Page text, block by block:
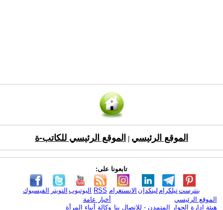
الموقع الرئيسي الموقع الرئيسي للكاتب-ة
تابعونا على:
الفيسبوك التويتر اليوتيوب RSS الانستغرام لينكدإن تيلكرامبنترست
الموقع الرئيسي
هيئة ادارة الحوار المتمدن - للإتصال بنا
أخبار عامة
وكالة أنباء المرأة